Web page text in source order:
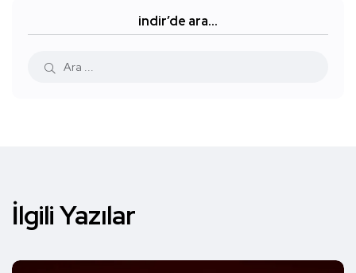
indir’de ara…
İlgili Yazılar